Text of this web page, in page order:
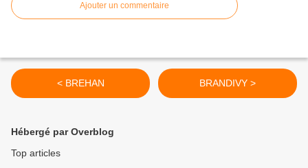
Ajouter un commentaire
< BREHAN BRANDIVY >
Hébergé par Overblog
Top articles